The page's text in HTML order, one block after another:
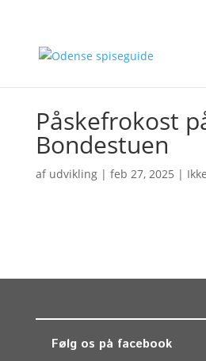
Påskefrokost
Bondestuen
af udvikling| feb 27, 2025 |
Følg os på facebook